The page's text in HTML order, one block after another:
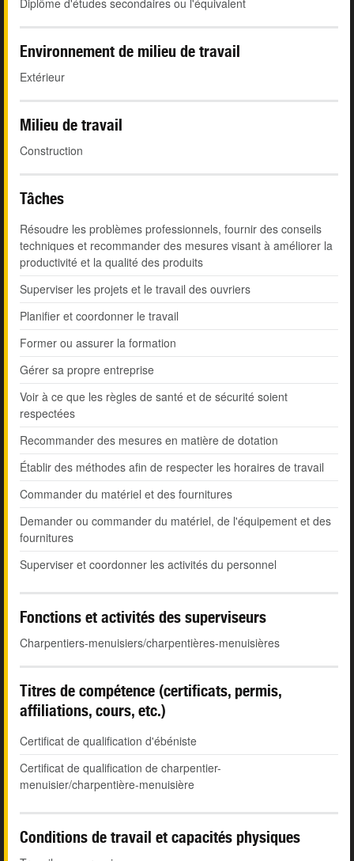
Diplôme d'études secondaires ou l'équivalent
Environnement de milieu de travail
Extérieur
Milieu de travail
Construction
Tâches
Résoudre les problèmes professionnels, fournir des conseils
techniques et recommander des mesures visant à améliorer la
productivité et la qualité des produits
Superviser les projets et le travail des ouvriers
Planifier et coordonner le travail
Former ou assurer la formation
Gérer sa propre entreprise
Voir à ce que les règles de santé et de sécurité soient
respectées
Recommander des mesures en matière de dotation
Établir des méthodes afin de respecter les horaires de travail
Commander du matériel et des fournitures
Demander ou commander du matériel, de l'équipement et des
fournitures
Superviser et coordonner les activités du personnel
Fonctions et activités des superviseurs
Charpentiers-menuisiers/charpentières-menuisières
Titres de compétence (certificats, permis,
affiliations, cours, etc.)
Certificat de qualification d'ébéniste
Certificat de qualification de charpentier-
menuisier/charpentière-menuisière
Conditions de travail et capacités physiques